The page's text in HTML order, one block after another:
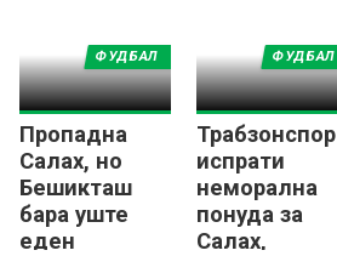
Пропадна
Салах, но
Бешикташ
бара уште
еден
ФУДБАЛ
Трабзонспор
испрати
неморална
понуда за
Салах,
ФУДБАЛ